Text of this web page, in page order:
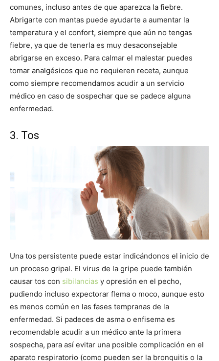
comunes, incluso antes de que aparezca la fiebre.
Abrigarte con mantas puede ayudarte a aumentar la
temperatura y el confort, siempre que aún no tengas
fiebre, ya que de tenerla es muy desaconsejable
abrigarse en exceso. Para calmar el malestar puedes
tomar analgésicos que no requieren receta, aunque
como siempre recomendamos acudir a un servicio
médico en caso de sospechar que se padece alguna
enfermedad.
3. Tos
Una tos persistente puede estar indicándonos el inicio de
un proceso gripal. El virus de la gripe puede también
causar tos con sibilancias y opresión en el pecho,
pudiendo incluso expectorar flema o moco, aunque esto
es menos común en las fases tempranas de la
enfermedad. Si padeces de asma o enfisema es
recomendable acudir a un médico ante la primera
sospecha, para así evitar una posible complicación en el
aparato respiratorio (como pueden ser la bronquitis o la